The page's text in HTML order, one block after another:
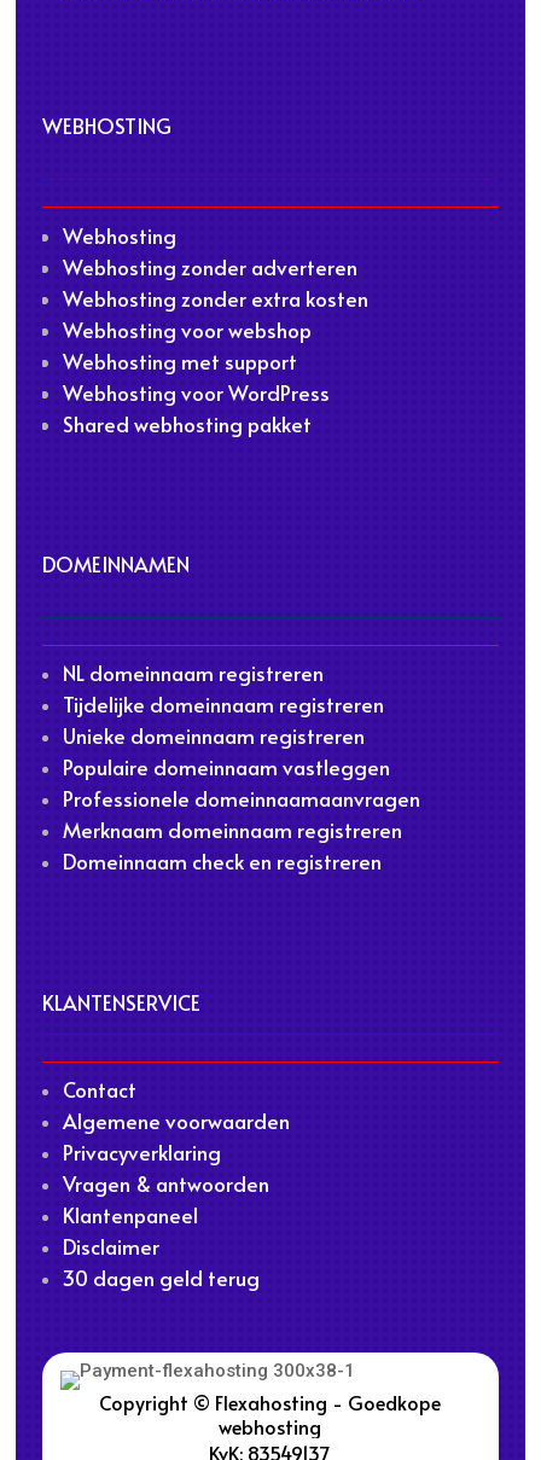
WEBHOSTING
Webhosting
Webhosting zonder adverteren
Webhosting zonder extra kosten
Webhosting voor webshop
Webhosting met support
Webhosting voor WordPress
Shared webhosting pakket
DOMEINNAMEN
NL domeinnaam registreren
Tijdelijke domeinnaam registreren
Unieke domeinnaam registreren
Populaire domeinnaam vastleggen
Professionele domeinnaamaanvragen
Merknaam domeinnaam registreren
Domeinnaam check en registreren
KLANTENSERVICE
Contact
Algemene voorwaarden
Privacyverklaring
Vragen & antwoorden
Klantenpaneel
Disclaimer
30 dagen geld terug
Copyright © Flexahosting - Goedkope
webhosting
KvK: 83549137